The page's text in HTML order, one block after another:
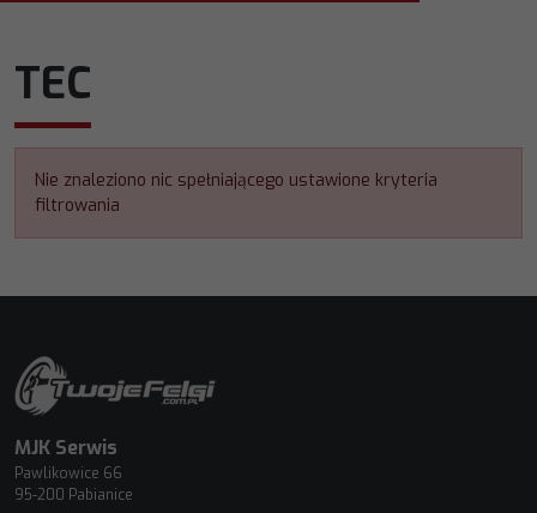
TEC
Nie znaleziono nic spełniającego ustawione kryteria
filtrowania
MJK Serwis
Pawlikowice 66
95-200 Pabianice